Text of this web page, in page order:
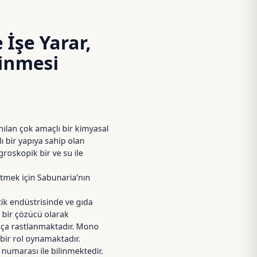
Yarar,
çok amaçlı bir kimyasal
bir yapıya sahip olan
bir ve su ile
için Sabunaria’nın
endüstrisinde ve gıda
bir çözücü olarak
rastlanmaktadır. Mono
rol oynamaktadır.
ile bilinmektedir.